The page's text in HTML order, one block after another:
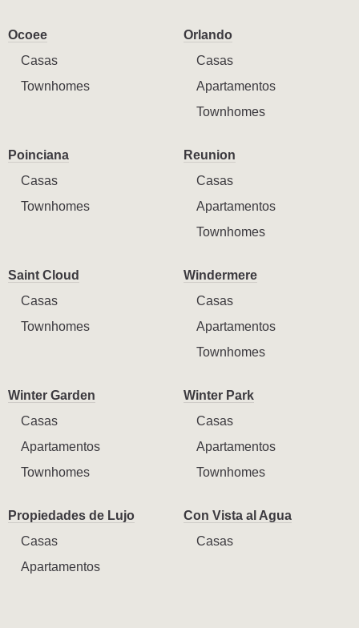
Ocoee
Casas
Townhomes
Orlando
Casas
Apartamentos
Townhomes
Poinciana
Casas
Townhomes
Reunion
Casas
Apartamentos
Townhomes
Saint Cloud
Casas
Townhomes
Windermere
Casas
Apartamentos
Townhomes
Winter Garden
Casas
Apartamentos
Townhomes
Winter Park
Casas
Apartamentos
Townhomes
Propiedades de Lujo
Casas
Apartamentos
Con Vista al Agua
Casas